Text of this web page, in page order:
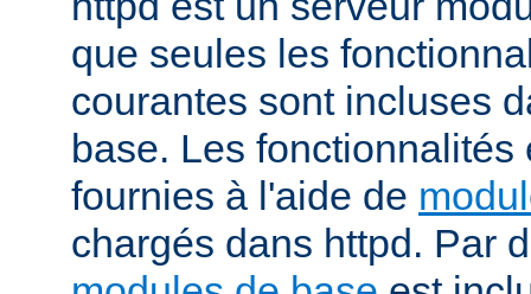
que seules les
courantes sont incluses
base. Les fonctionnalités
fournies à l'aide de
chargés dans httpd. Par